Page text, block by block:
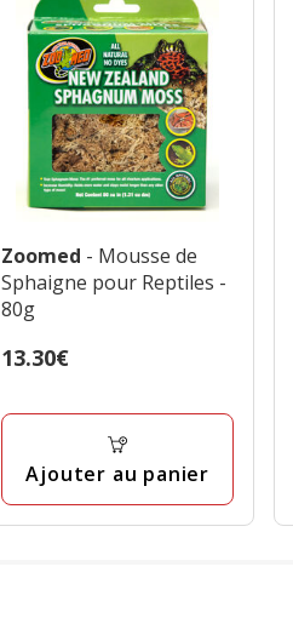
Zoomed - Mousse de
Sphaigne pour Reptiles -
80g
Prix
13.30€
Ajouter au panier